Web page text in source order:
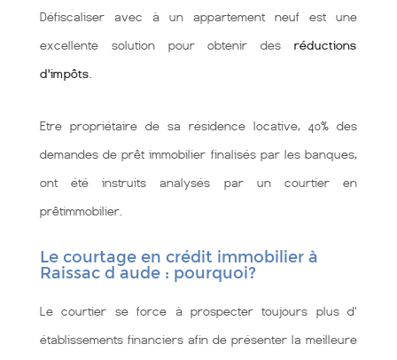
Défiscaliser avec à un appartement neuf est une
excellente solution pour obtenir des réductions
d'impôts
Etre propriétaire de sa résidence locative, 40% des
demandes de prêt immobilier finalisés par les banques,
ont été instruits analysés par un courtier en
prêtimmobilier.
Le courtage en crédit immobilier à
Raissac d aude : pourquoi?
Le courtier se force à prospecter toujours plus d'
établissements financiers afin de présenter la meilleure